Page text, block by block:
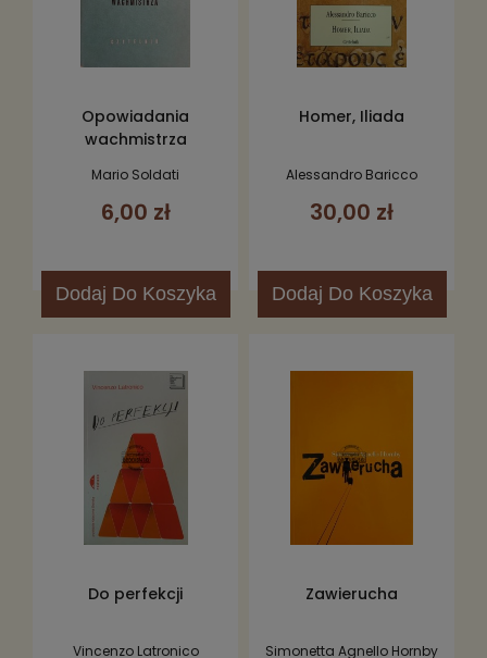
Opowiadania
wachmistrza
Mario Soldati
6,00 zł
Dodaj Do Koszyka
Homer, Iliada
Alessandro Baricco
30,00 zł
Dodaj Do Koszyka
Do perfekcji
Vincenzo Latronico
Zawierucha
Simonetta Agnello Hornby